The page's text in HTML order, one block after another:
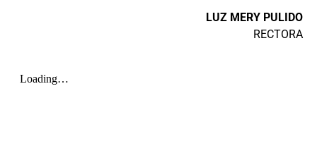
LUZ MERY PULIDO
RECTORA